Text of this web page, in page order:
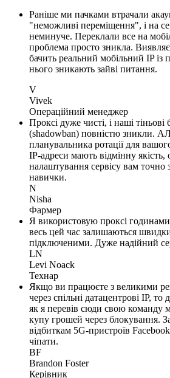
Раніше ми пачками втрачали
"неможливі переміщення", і на
неминуче. Переклали все на
проблема просто зникла.
бачить реальний мобільний IP із
нього зникають зайві питання.
V
Vivek
Операційний менеджер
Проксі дуже чисті, і наші тіньові
(shadowban) повністю зникли.
планувальника ротації для
IP-адреси мають відмінну
налаштування сервісу вам точно
навички.
N
Nisha
Фармер
Я використовую проксі
весь цей час залишаються
підключеними. Дуже надійний
LN
Levi Noack
Технар
Якщо ви працюєте з великими
через спільні датацентрові IP,
як я перевів сюди свою команду
купу грошей через блокування.
відбиткам 5G-пристроїв
чіпати.
BF
Brandon Foster
Керівник